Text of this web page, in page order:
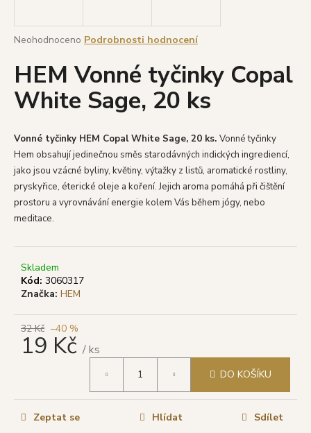
Průměrné
produktu
je
0,0
z
hvězdiček.
Neohodnoceno Podrobnosti hodnocení
HEM Vonné tyčinky Copal
White Sage, 20 ks
Vonné tyčinky HEM Copal White Sage, 20 ks. Vonné tyčinky
Hem obsahují jedinečnou směs starodávných indických ingrediencí,
jako jsou vzácné byliny, květiny, výtažky z listů, aromatické rostliny,
pryskyřice, éterické oleje a koření.Jejich aroma pomáhá při čištění
prostoru a vyrovnávání energie kolem Vás během jógy, nebo
meditace.
Skladem
Kód: 3060317
Značka: HEM
32 Kč –40 %
19 Kč / ks
DO KOŠÍKU
Zeptat se Hlídat Sdílet
j
t
?
HLEDAT
D
p
o
č
u